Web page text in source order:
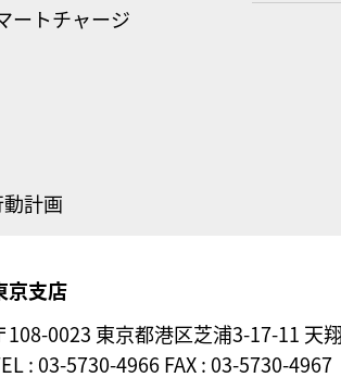
ートチャージ
計画
京支店
108-0023 東京都港区芝浦3-17-11 天
: 03-5730-4966 FAX : 03-5730-4967